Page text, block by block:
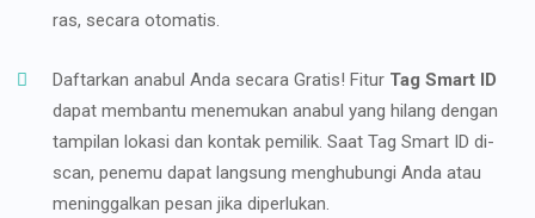
ras, secara otomatis.
Daftarkan anabul Anda secara Gratis! Fitur Tag Smart ID
dapat membantu menemukan anabul yang hilang dengan
tampilan lokasi dan kontak pemilik. Saat Tag Smart ID di-
scan, penemu dapat langsung menghubungi Anda atau
meninggalkan pesan jika diperlukan.